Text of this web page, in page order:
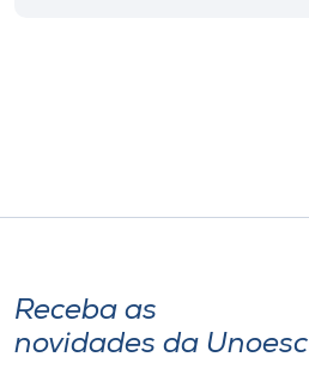
Receba as
novidades da Unoesc